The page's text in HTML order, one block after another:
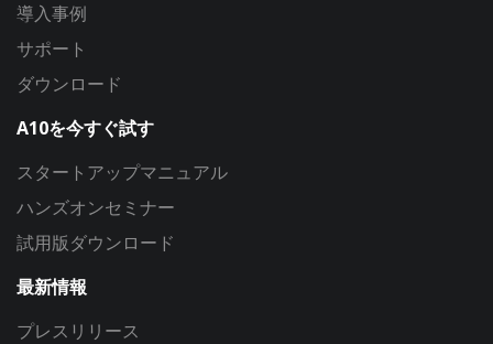
導入事例
サポート
ダウンロード
A10を今すぐ試す
スタートアップマニュアル
ハンズオンセミナー
試用版ダウンロード
最新情報
プレスリリース